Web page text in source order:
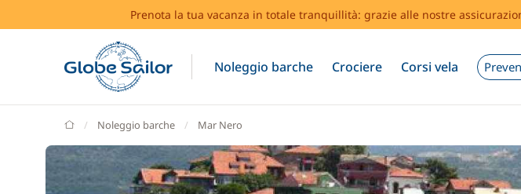
Prenota la tua vacanza in totale tranquillità: grazie alle nostre
Noleggio barche Crociere Corsi vela
GlobeSailor
Noleggio barche Mar Nero